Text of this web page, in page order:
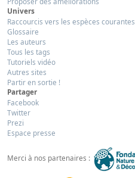
Univers
Raccourcis vers les espèces courantes
Glossaire
Les auteurs
Tous les tags
Tutoriels vidéo
Autres sites
Partir en sortie !
Partager
Facebook
Twitter
Prezi
Espace presse
Merci à nos partenaires :